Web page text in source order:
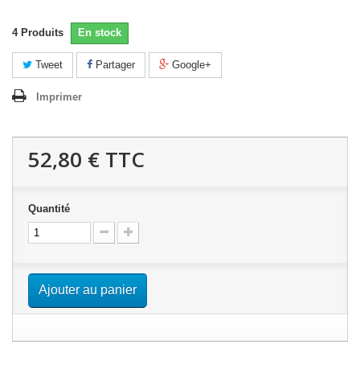
4 Produits En stock
Tweet Partager Google+
Imprimer
52,80 € TTC
Quantité
Ajouter au panier